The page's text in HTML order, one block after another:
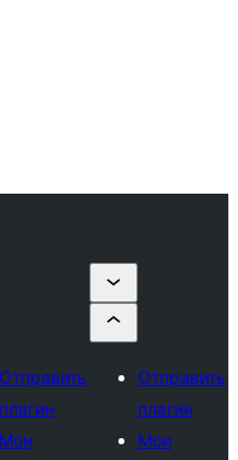
Отправить
плагин
Мои
Отправить
плагин
Мои